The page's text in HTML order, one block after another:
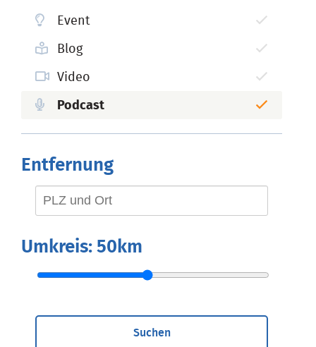
Event
Blog
Video
Podcast
Entfernung
Umkreis: 50km
Suchen